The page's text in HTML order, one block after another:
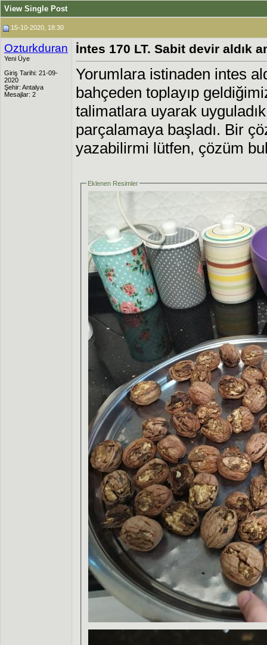
View Single Post
15-10-2020, 18:30
Ozturkduran
Yeni Üye
Giriş Tarihi: 21-09-
2020
Şehir: Antalya
Mesajlar: 2
İntes 170 LT. Sabit devir aldık
Yorumlara istinaden intes
bahçeden toplayıp
talimatlara uyarak
parçalamaya başladı. Bir
yazabilirmi lütfen, çözüm
Eklenen Resimler